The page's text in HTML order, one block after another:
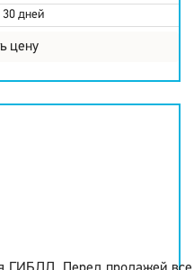
30 дней
цену